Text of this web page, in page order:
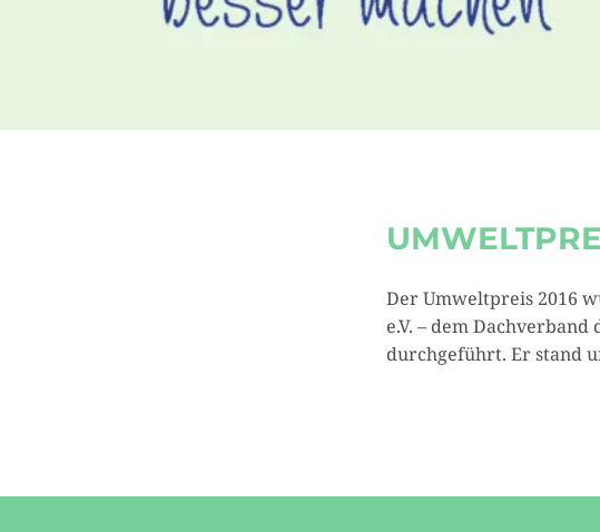
Der Umweltpreis 2016
e.V. – dem
durchgeführt. Er stand